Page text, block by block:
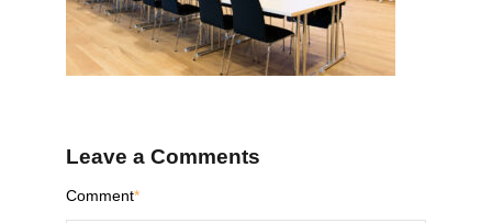
Leave a Comments
Comment*